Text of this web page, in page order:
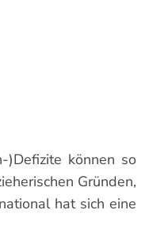
)Defizite können so
Gründen,
hat sich eine